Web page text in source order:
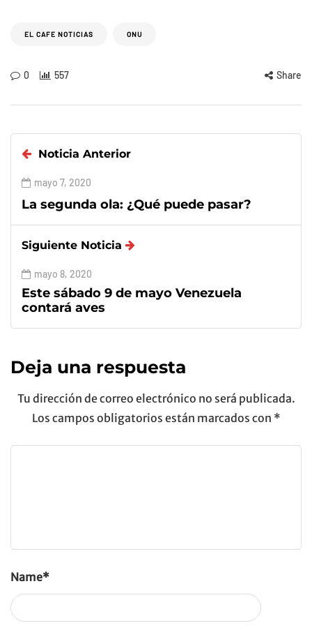
EL CAFE NOTICIAS ONU
0 557 Share
Noticia Anterior
mayo 7, 2020
La segunda ola: ¿Qué puede pasar?
Siguiente Noticia
mayo 8, 2020
Este sábado 9 de mayo Venezuela
contará aves
Deja una respuesta
Tu dirección de correo electrónico no será publicada.
Los campos obligatorios están marcados con *
Name*